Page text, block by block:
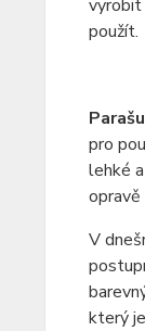
vyrobit
použít.
pro
lehké
V
který